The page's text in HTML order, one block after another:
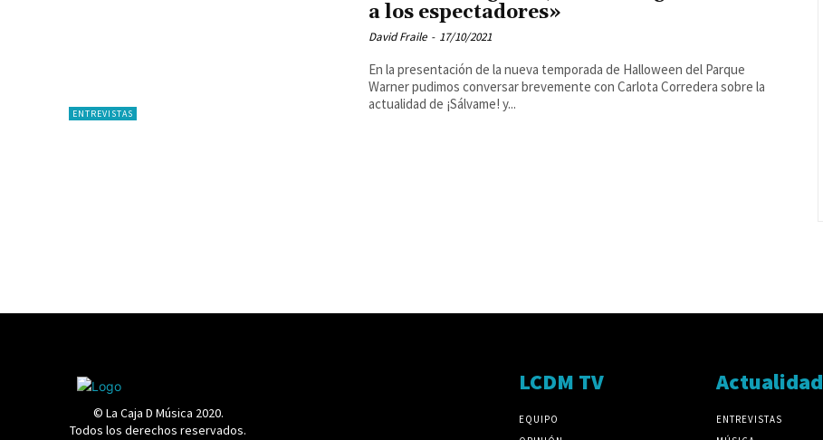
ENTREVISTAS
a los espectadores»
David Fraile - 17/10/2021
En la presentación de la nueva temporada de Halloween del Parque
Warner pudimos conversar brevemente con Carlota Corredera sobre la
actualidad de ¡Sálvame! y...
© La Caja D Música 2020.
Todos los derechos reservados.
LCDM TV
EQUIPO
Actualidad
ENTREVISTAS